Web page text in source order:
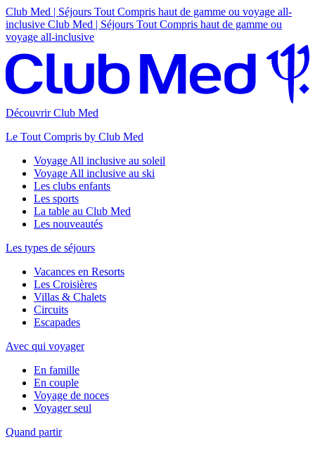
Club Med | Séjours Tout Compris haut de gamme ou voyage all-
inclusive Club Med | Séjours Tout Compris haut de gamme ou
voyage all-inclusive
Découvrir Club Med
Le Tout Compris by Club Med
Voyage All inclusive au soleil
Voyage All inclusive au ski
Les clubs enfants
Les sports
La table au Club Med
Les nouveautés
Les types de séjours
Vacances en Resorts
Les Croisières
Villas & Chalets
Circuits
Escapades
Avec qui voyager
En famille
En couple
Voyage de noces
Voyager seul
Quand partir